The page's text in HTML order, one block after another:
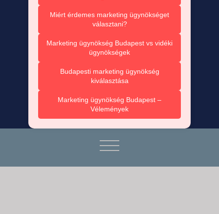
Miért érdemes marketing ügynökséget
választani?
Marketing ügynökség Budapest vs vidéki
ügynökségek
Budapesti marketing ügynökség
kiválasztása
Marketing ügynökség Budapest –
Vélemények